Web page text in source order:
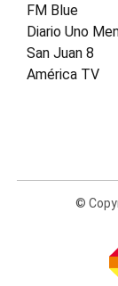
FM Blue
Diario Uno
San Juan 8
América TV
©